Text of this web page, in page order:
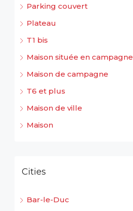
Parking couvert
Plateau
T1 bis
Maison située en campagne
Maison de campagne
T6 et plus
Maison de ville
Maison
Cities
Bar-le-Duc